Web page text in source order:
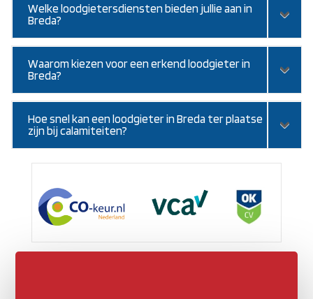
Welke loodgietersdiensten bieden jullie aan in
Breda?
Waarom kiezen voor een erkend loodgieter in
Breda?
Hoe snel kan een loodgieter in Breda ter plaatse
zijn bij calamiteiten?